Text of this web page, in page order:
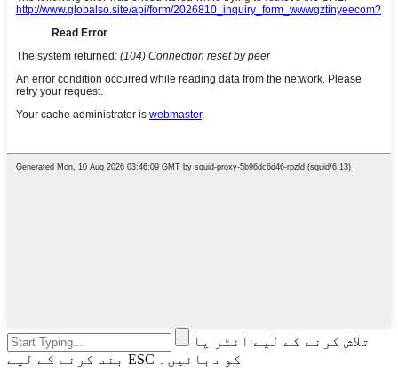
تلاش کرنے کے لیے انٹر یا
بند کرنے کے لیے ESC کو دبائیں۔